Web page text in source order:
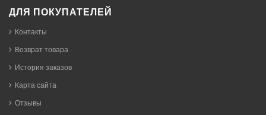
ДЛЯ ПОКУПАТЕЛЕЙ
Контакты
Возврат товара
История заказов
Карта сайта
Отзывы